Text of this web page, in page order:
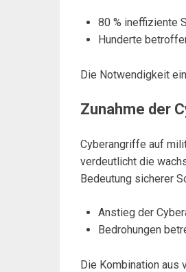
80 % ineffiziente
Hunderte
Die Notwendigkeit
Zunahme der
Cyberangriffe auf
verdeutlicht die
Bedeutung sicherer
Anstieg der
Bedrohungen
Die Kombination aus